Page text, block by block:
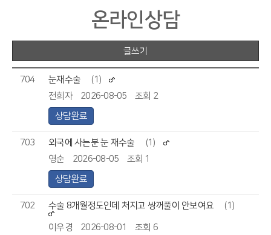
온라인상담
글쓰기
704 눈재수술
(1)
전희자
2026-08-05
조회 2
상담완료
703 외국에 사는분 눈 재수술
(1)
영순
2026-08-05
조회 1
상담완료
702 수술 8개월정도인데 처지고 쌍꺼풀이 안보여요 (1)
이우경 2026-08-01
조회 6